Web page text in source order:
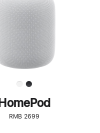
了
解
HomePod<
HomePod
RMB 2699